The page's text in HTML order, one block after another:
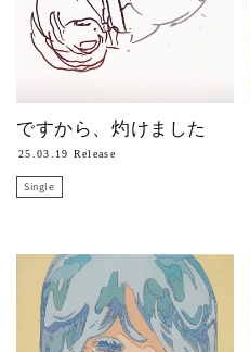
ですから、灼けました
25.03.19 Release
Single